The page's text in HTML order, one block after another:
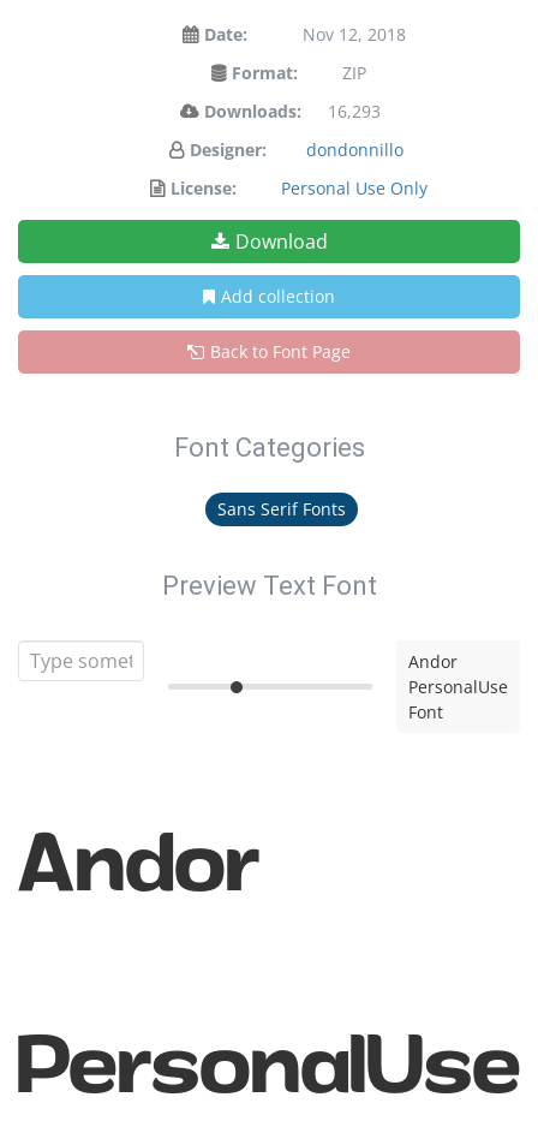
Date:
Nov 12, 2018
Format:
ZIP
Downloads:
16,293
Designer:
dondonnillo
License:
Personal Use Only
Download
Add collection
Back to Font Page
Font Categories
Sans Serif Fonts
Preview Text Font
Andor
PersonalUse
Font
Andor
PersonalUse